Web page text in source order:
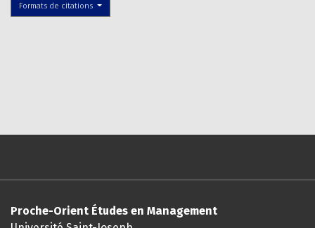
Formats de citations
Proche-Orient Études en Management